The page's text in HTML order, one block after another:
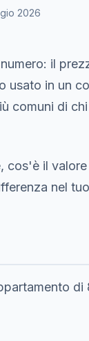
2026
il
usato in un
comuni di
cos'è il
nel